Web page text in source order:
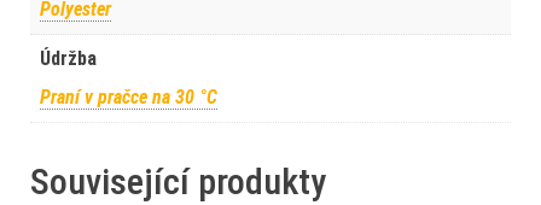
Polyester
Údržba
Praní v pračce na 30 °C
Související produkty